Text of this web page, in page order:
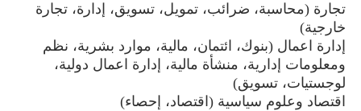
تجارة (محاسبة، ضرائب، تمويل، تسويق، إدارة، تجارة
خارجية)
إدارة اعمال (بنوك، ائتمان، مالية، موارد بشرية، نظم
ومعلومات إدارية، منشأة مالية، إدارة اعمال دولية،
لوجستيات، تسويق)
اقتصاد وعلوم سياسية (اقتصاد، إحصاء)